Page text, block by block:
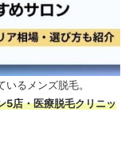
るメンズ脱毛。
5店・医療脱毛クリニッ